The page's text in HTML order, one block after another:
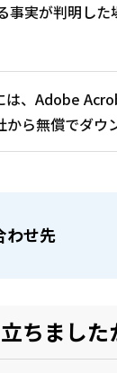
実が判明した
、Adobe
ら無償でダウ
わせ先
ちました